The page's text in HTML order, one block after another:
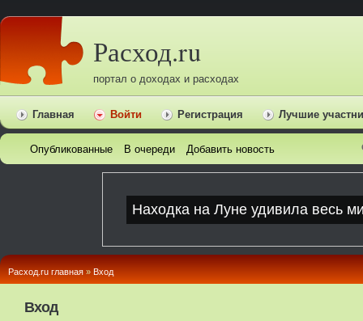
Расход.ru
портал о доходах и расходах
Главная Войти Регистрация Лучшие
Опубликованные В очереди Добавить новость
Расход.ru главная » Вход
Вход